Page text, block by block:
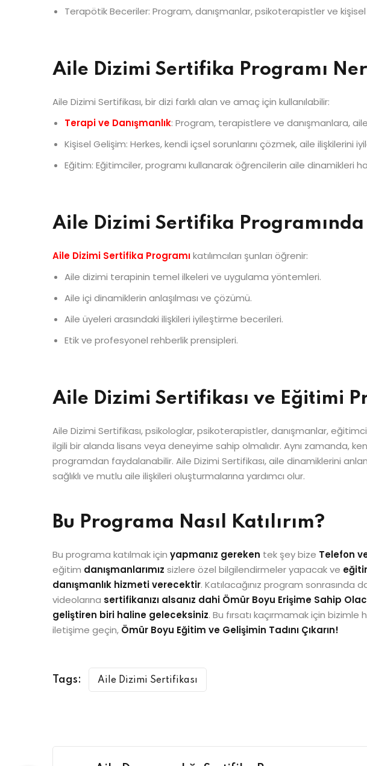
Terapötik Beceriler: Program, danışmanlar, psikoterapistler ve
Aile Dizimi Sertifika Programı
Aile Dizimi Sertifikası, bir dizi farklı alan ve amaç için kullanılabilir:
Terapi ve Danışmanlık: Program, terapistlere ve danışmanlara,
Kişisel Gelişim: Herkes, kendi içsel sorunlarını çözmek, aile
Eğitim: Eğitimciler, programı kullanarak öğrencilerin aile dinamikleri
Aile Dizimi Sertifika
Aile Dizimi Sertifika Programıkatılımcıları şunları öğrenir:
Aile dizimi terapinin temel ilkeleri ve uygulama yöntemleri.
Aile içi dinamiklerin anlaşılması ve çözümü.
Aile üyeleri arasındaki ilişkileri iyileştirme becerileri.
Etik ve profesyonel rehberlik prensipleri.
Aile Dizimi Sertifikası ve Eğitimi
Aile Dizimi Sertifikası, psikologlar, psikoterapistler, danışmanlar,
ilgili bir alanda lisans veya deneyime sahip olmalıdır. Aynı zamanda,
programdan faydalanabilir. Aile Dizimi Sertifikası, aile dinamiklerini
sağlıklı ve mutlu aile ilişkileri oluşturmalarına yardımcı olur.
Bu Programa Nasıl Katılırım?
Bu programa katılmak için yapmanız gereken tek şey bize Telefon
eğitim danışmanlarımız sizlere özel bilgilendirmeler yapacak ve
danışmanlık hizmeti verecektir. Katılacağınız program sonrasında
videolarına sertifikanızı alsanız dahi Ömür Boyu Erişime Sahip
geliştiren biri haline geleceksiniz. Bu fırsatı kaçırmamak için
iletişime geçin, Ömür Boyu Eğitim ve Gelişimin Tadını Çıkarın!
Tags: Aile Dizimi Sertifikası